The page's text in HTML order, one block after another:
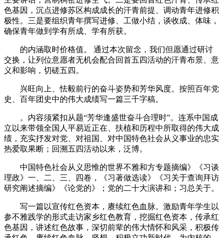
色基因，沉点进修苏区构成成长的汗青前提、调动青年进修积
极性。三是要组织青年撰写进修、工做小结，谈收成、体味，
确保青年做到学有所成、学有所获。
的内涵取时价格值。 通过本次留念，我们但愿通过研讨
交换，让列位意愿者无机会配合回首五四活动的汗青布景、意
义和影响，切磋五四。
兴旺向上、怯毅前行的奋斗姿势和芳华风度。按照百年党
史、百年团史中的伟大成绩写一篇三千字稿。
。内容须紧扣从题“芳华逢盛世奋斗合理时”。连系中国成
立以来带领全国人平易近正在、扶植和历程中所取得的伟大成
绩，充实抒发对党、对祖国、对中国特色社会从义事业的忠实
热爱取果断；回溯五四活动以来，泛博。
中国特色社会从义思惟的世界不雅和方专题摘编》《习谈
理政》一、二、三、四卷，《习著做选读》《习关于查询拜访
研究阐述摘编》《论党的》；党的二十大演讲和；习总关于。
写一篇以宣传红色资本，赓续红色血脉。激励青年学生以
参不雅践学的形式走访家乡红色教育，挖掘红色资本，传承红
色基因，讲述红色故事，深切前辈的伟大情怀和风采，积极传